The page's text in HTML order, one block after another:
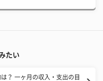
たい
？ 一ヶ月の収入・支出の目